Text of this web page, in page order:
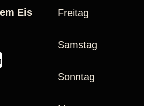
Eis Freitag
Samstag
Sonntag